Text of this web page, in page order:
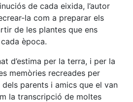
de cada eixida, l’autor
la com a preparar els
de les plantes que ens
època.
d’estima per la terra, i per la
memòries recreades per
dels parents i amics que el van
la transcripció de moltes